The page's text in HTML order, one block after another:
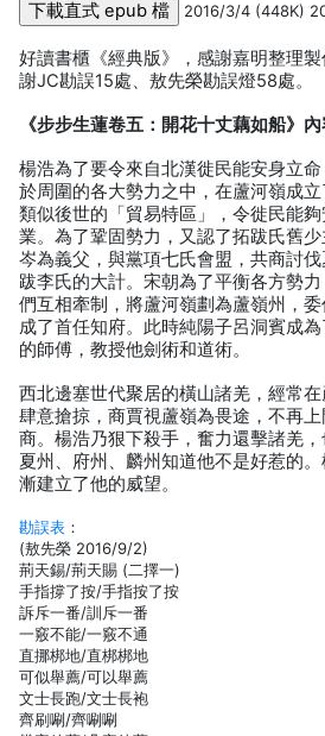
2016/3/4 (448K)
好讀書櫃《經典版》，感謝嘉明整理
謝JC勘誤15處、敖先榮勘誤燈58處。
《步步生蓮卷五：開花十丈藕如船》
楊浩為了要令來自北漢徙民能安身立命
於周圍的各大勢力之中，在蘆河嶺成立
類似後世的「貿易特區」，令徙民能夠
業。為了鞏固勢力，又認了拓跋氏舊
岑為義父，與黨項七氏會盟，共商討伐
跋李氏的大計。宋朝為了平衡各方勢
們互相牽制，將蘆河嶺劃為蘆嶺州，
成了首任知府。此時純陽子呂洞賓成
的師傅，教授他劍術和道術。
西北邊塞世代聚居的橫山諸羌，經常在
肆意搶掠，商賈視蘆嶺為畏途，不再上
商。楊浩乃狠下殺手，奮力還擊諸羌，
夏州、府州、麟州知道他不是好惹的
漸建立了他的威望。
勘誤表 ：
(敖先榮 2016/9/2)
荊天錫/荊天賜 (二擇一)
手指撐了按/手指按了按
訴斥一番/訓斥一番
一竅不能/一竅不通
直挪梆地/直梆梆地
可似舉薦/可以舉薦
文士長跑/文士長袍
齊刷唰/齊唰唰